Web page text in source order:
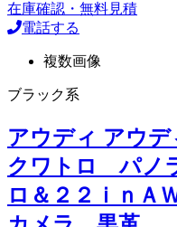
在庫確認・無料見積
電話する
複数画像
ブラック系
アウディ アウデ
クワトロ パノ
ロ＆２２ｉｎ